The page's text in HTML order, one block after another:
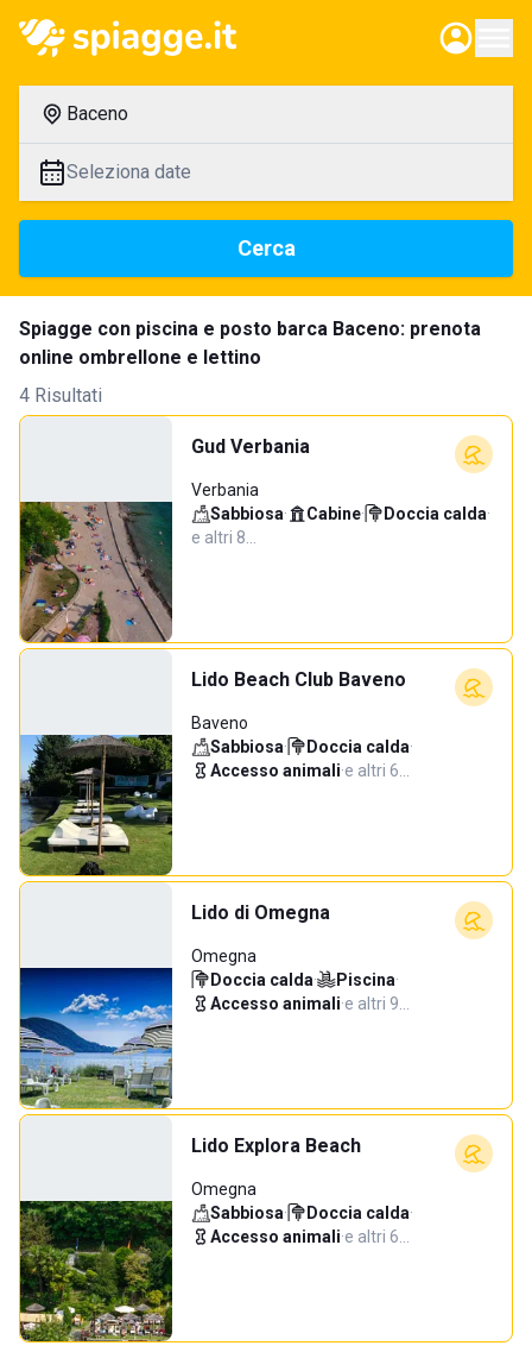
Baceno
Seleziona date
Cerca
Spiagge con piscina e posto barca Baceno: prenota
online ombrellone e lettino
4 Risultati
Gud Verbania
Verbania
Sabbiosa· Cabine· Doccia calda·
e altri 8…
Lido Beach Club Baveno
Baveno
Sabbiosa· Doccia calda·
Accesso animali·e altri 6…
Lido di Omegna
Omegna
Doccia calda· Piscina·
Accesso animali·e altri 9…
Lido Explora Beach
Omegna
Sabbiosa· Doccia calda·
Accesso animali·e altri 6…